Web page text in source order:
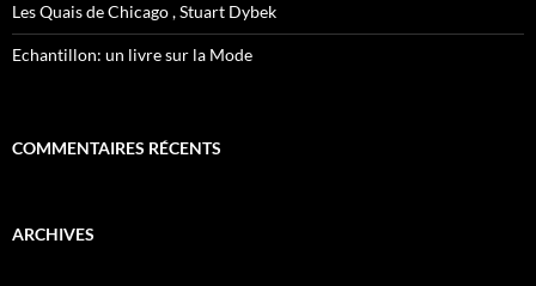
Les Quais de Chicago , Stuart Dybek
Echantillon: un livre sur la Mode
COMMENTAIRES RÉCENTS
ARCHIVES